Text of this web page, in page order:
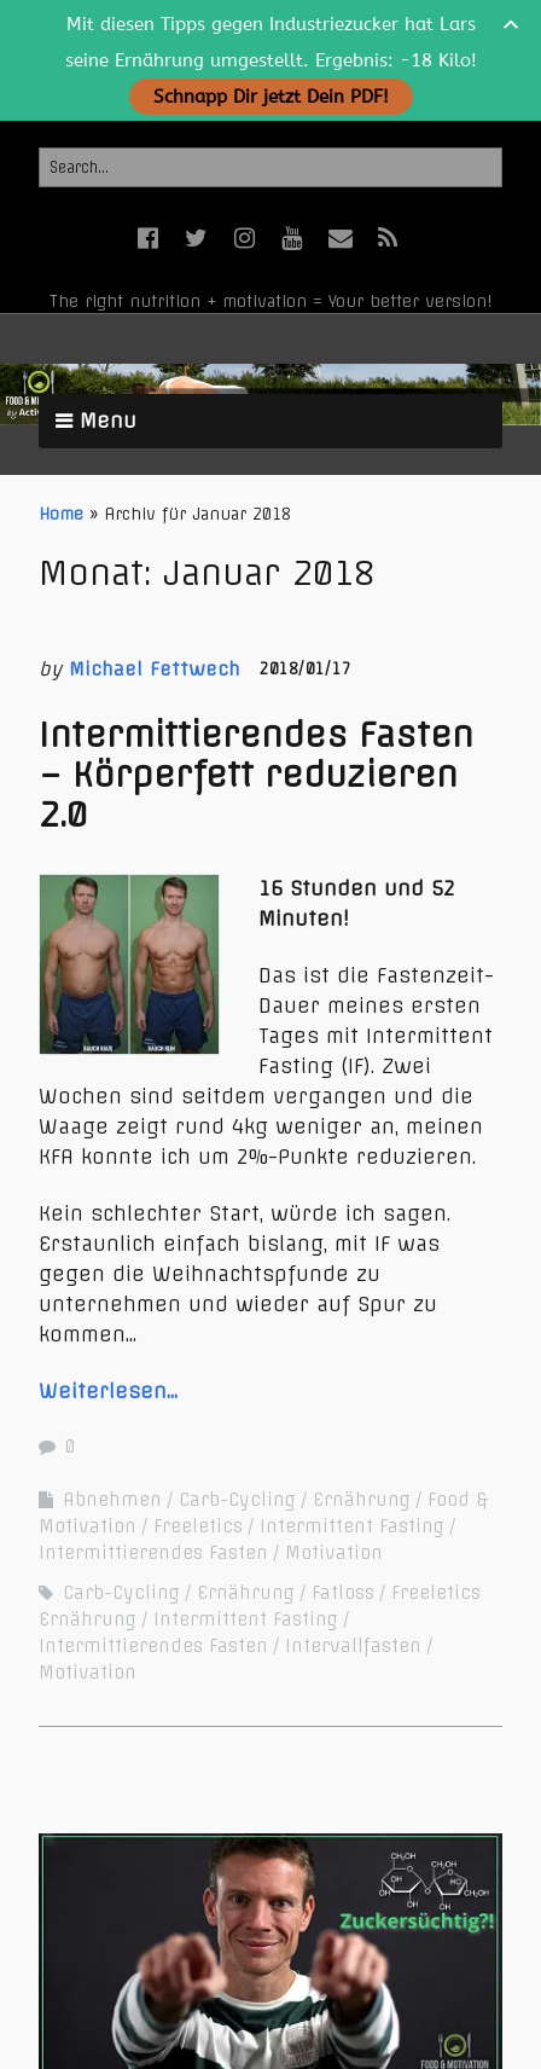
The right nutrition + motivation = Your better version!
Menu
Home » Archiv für Januar 2018
Monat: Januar 2018
by Michael Fettwech 2018/01/17
Intermittierendes Fasten
– Körperfett reduzieren
2.0
16 Stunden und 52
Minuten!
Das ist die Fastenzeit-
Dauer meines ersten
Tages mit Intermittent
Fasting (IF). Zwei
Wochen sind seitdem vergangen und die
Waage zeigt rund 4kg weniger an, meinen
KFA konnte ich um 2%-Punkte reduzieren.
Kein schlechter Start, würde ich sagen.
Erstaunlich einfach bislang, mit IF was
gegen die Weihnachtspfunde zu
unternehmen und wieder auf Spur zu
kommen…
Weiterlesen…
0
Abnehmen Carb-Cycling Ernährung
Food &
Motivation
Freeletics
Intermittent Fasting
Intermittierendes Fasten
Motivation
Carb-Cycling
Ernährung Fatloss
Freeletics
Ernährung
Intermittent Fasting
Intermittierendes Fasten
Intervallfasten
Motivation
Mit diesen Tipps gegen Industriezucker hat Lars
seine Ernährung umgestellt. Ergebnis: -18 Kilo!
Schnapp Dir jetzt Dein PDF!